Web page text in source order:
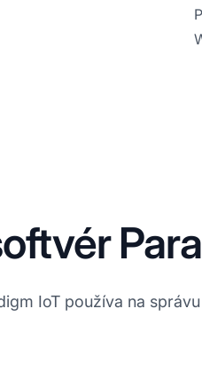
IoT používa na